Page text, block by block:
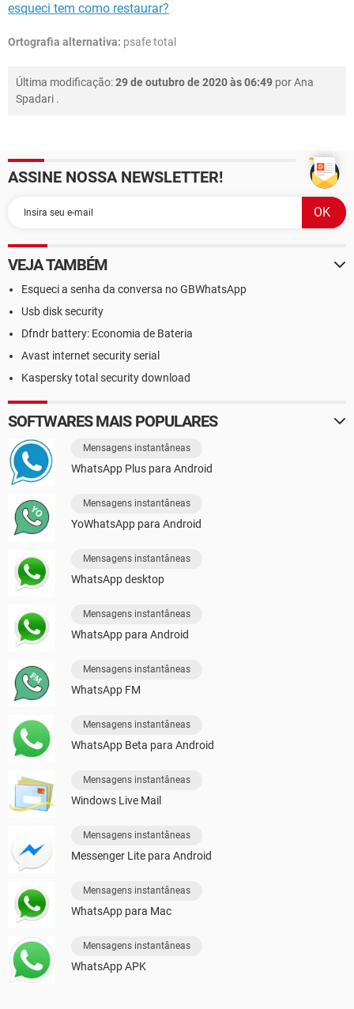
esqueci tem como restaurar?
Ortografia alternativa: psafe total
Última modificação:29 de outubro de 2020 às 06:49 porAna
Spadari .
ASSINE NOSSA NEWSLETTER!
VEJA TAMBÉM
Esqueci a senha da conversa no GBWhatsApp
Usb disk security
Dfndr battery: Economia de Bateria
Avast internet security serial
Kaspersky total security download
SOFTWARES MAIS POPULARES
Mensagens instantâneas
WhatsApp Plus para Android
Mensagens instantâneas
YoWhatsApp para Android
Mensagens instantâneas
WhatsApp desktop
Mensagens instantâneas
WhatsApp para Android
Mensagens instantâneas
WhatsApp FM
Mensagens instantâneas
WhatsApp Beta para Android
Mensagens instantâneas
Windows Live Mail
Mensagens instantâneas
Messenger Lite para Android
Mensagens instantâneas
WhatsApp para Mac
Mensagens instantâneas
WhatsApp APK